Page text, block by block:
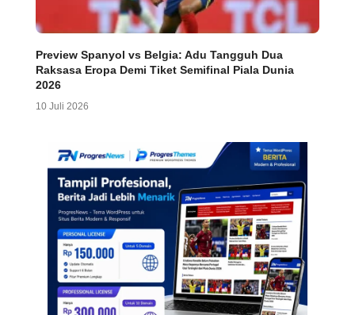
Preview Spanyol vs Belgia: Adu Tangguh Dua
Raksasa Eropa Demi Tiket Semifinal Piala Dunia
2026
10 Juli 2026